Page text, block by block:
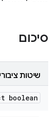
סיכום
שיטות
boolean